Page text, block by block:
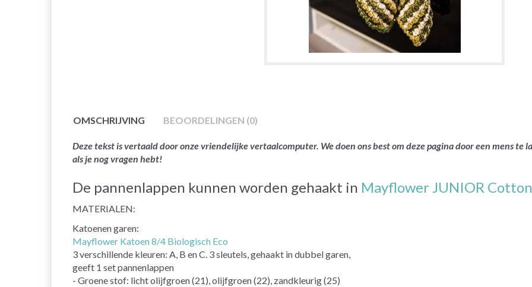
OMSCHRIJVING BEOORDELINGEN (0)
Deze tekst is vertaald door onze vriendelijke vertaalcomputer. We doen ons best om deze pagina door een mens te
als je nog vragen hebt!
De pannenlappen kunnen worden gehaakt in Mayflower JUNIOR
MATERIALEN:
Katoenen garen:
Mayflower Katoen 8/4 Biologisch Eco
3 verschillende kleuren: A, B en C. 3 sleutels, gehaakt in dubbel garen,
geeft 1 set pannenlappen
- Groene stof: licht olijfgroen (21), olijfgroen (22), zandkleurig (25)